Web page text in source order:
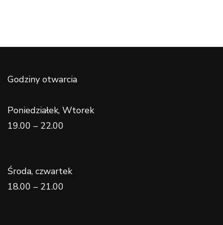
Godziny otwarcia
Poniedziałek, Wtorek
19.00 – 22.00
Środa, czwartek
18.00 – 21.00